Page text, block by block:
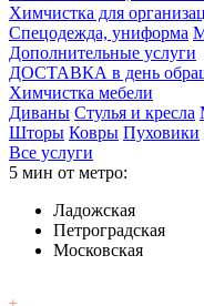
Химчистка для
Спецодежда, униформа
Дополнительные услуги
ДОСТАВКА в день
Химчистка мебели
Диваны Стулья и кресла
Шторы Ковры Пуховики
Все услуги
5 мин от метро:
Ладожская
Петроградская
Московская